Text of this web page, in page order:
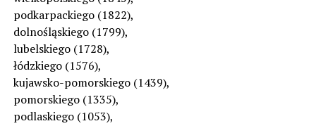
podkarpackiego (1822),
dolnośląskiego (1799),
lubelskiego (1728),
łódzkiego (1576),
kujawsko-pomorskiego (1439),
pomorskiego (1335),
podlaskiego (1053),